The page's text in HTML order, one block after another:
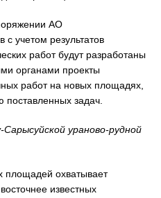
АО
с учетом результатов
работ будут разработаны
органами проекты
работ на новых площадях,
задач.
ураново-рудной
площадей охватывает
известных